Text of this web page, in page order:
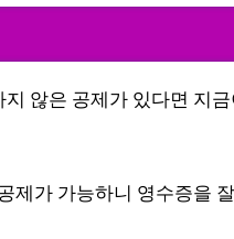
않은 공제가 있다면 지
제가 가능하니 영수증을 잘